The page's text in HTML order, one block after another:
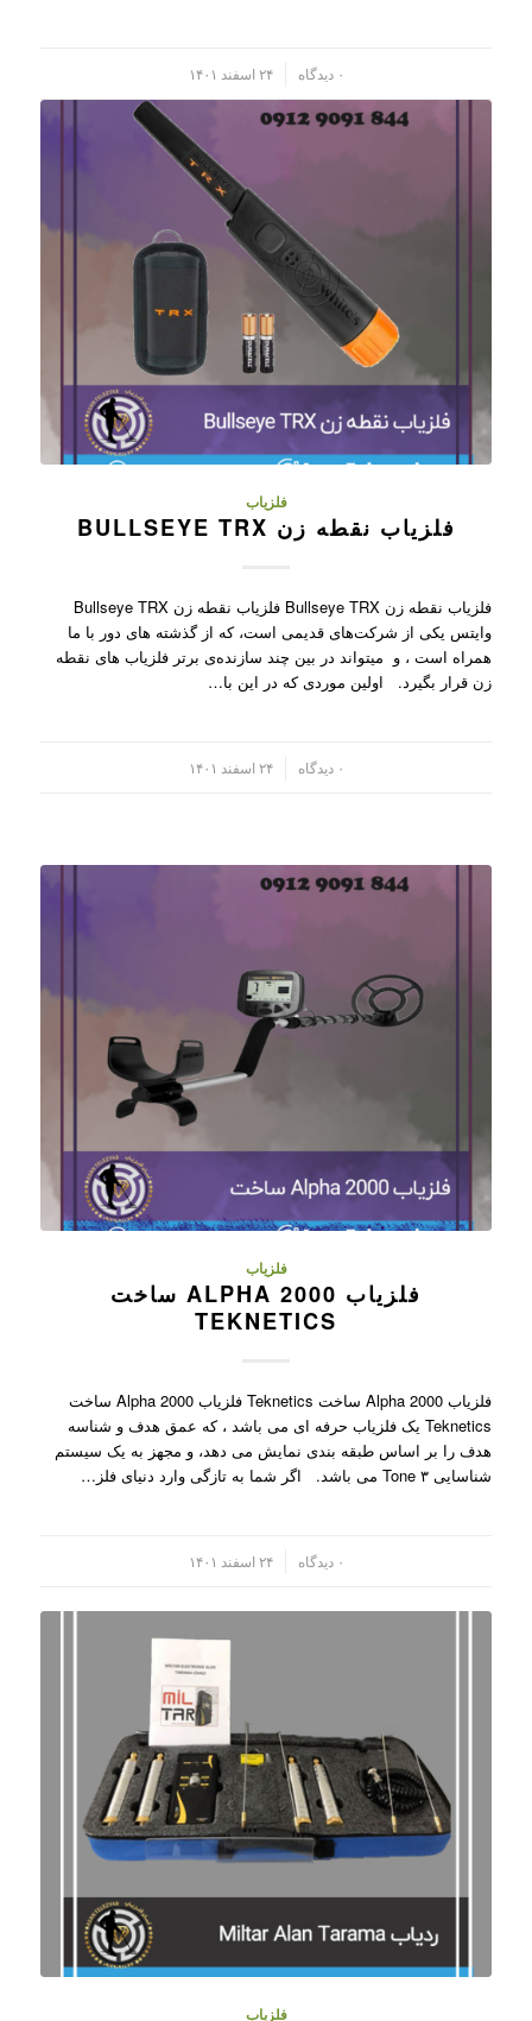
۰ دیدگاه ۲۴ اسفند ۱۴۰۱
فلزیاب
فلزیاب نقطه زن BULLSEYE TRX
فلزیاب نقطه زن Bullseye TRX فلزیاب نقطه زن Bullseye TRX
وایتس یکی از شرکت‌های قدیمی است، که از گذشته های دور با ما
همراه است ، و میتواند در بین چند سازنده‌ی برتر فلزیاب های نقطه
زن قرار بگیرد. اولین موردی که در این با…
۰ دیدگاه ۲۴ اسفند ۱۴۰۱
فلزیاب
فلزیاب ALPHA 2000 ساخت
TEKNETICS
فلزیاب Alpha 2000 ساخت Teknetics فلزیاب Alpha 2000 ساخت
Teknetics یک فلزیاب حرفه ای می باشد ، که عمق هدف و شناسه
هدف را بر اساس طبقه بندی نمایش می دهد، و مجهز به یک سیستم
شناسایی ۳ Tone می باشد. اگر شما به تازگی وارد دنیای فلز…
۰ دیدگاه ۲۴ اسفند ۱۴۰۱
فلزیاب